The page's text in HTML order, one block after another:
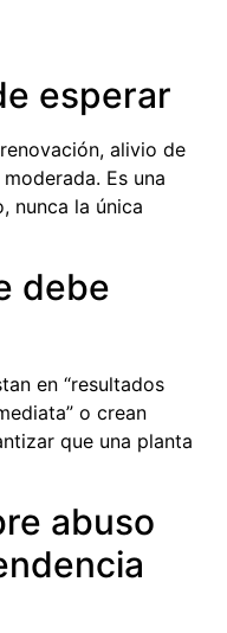
esperar
alivio de
Es una
nunca la única
debe
en “resultados
o crean
que una planta
abuso